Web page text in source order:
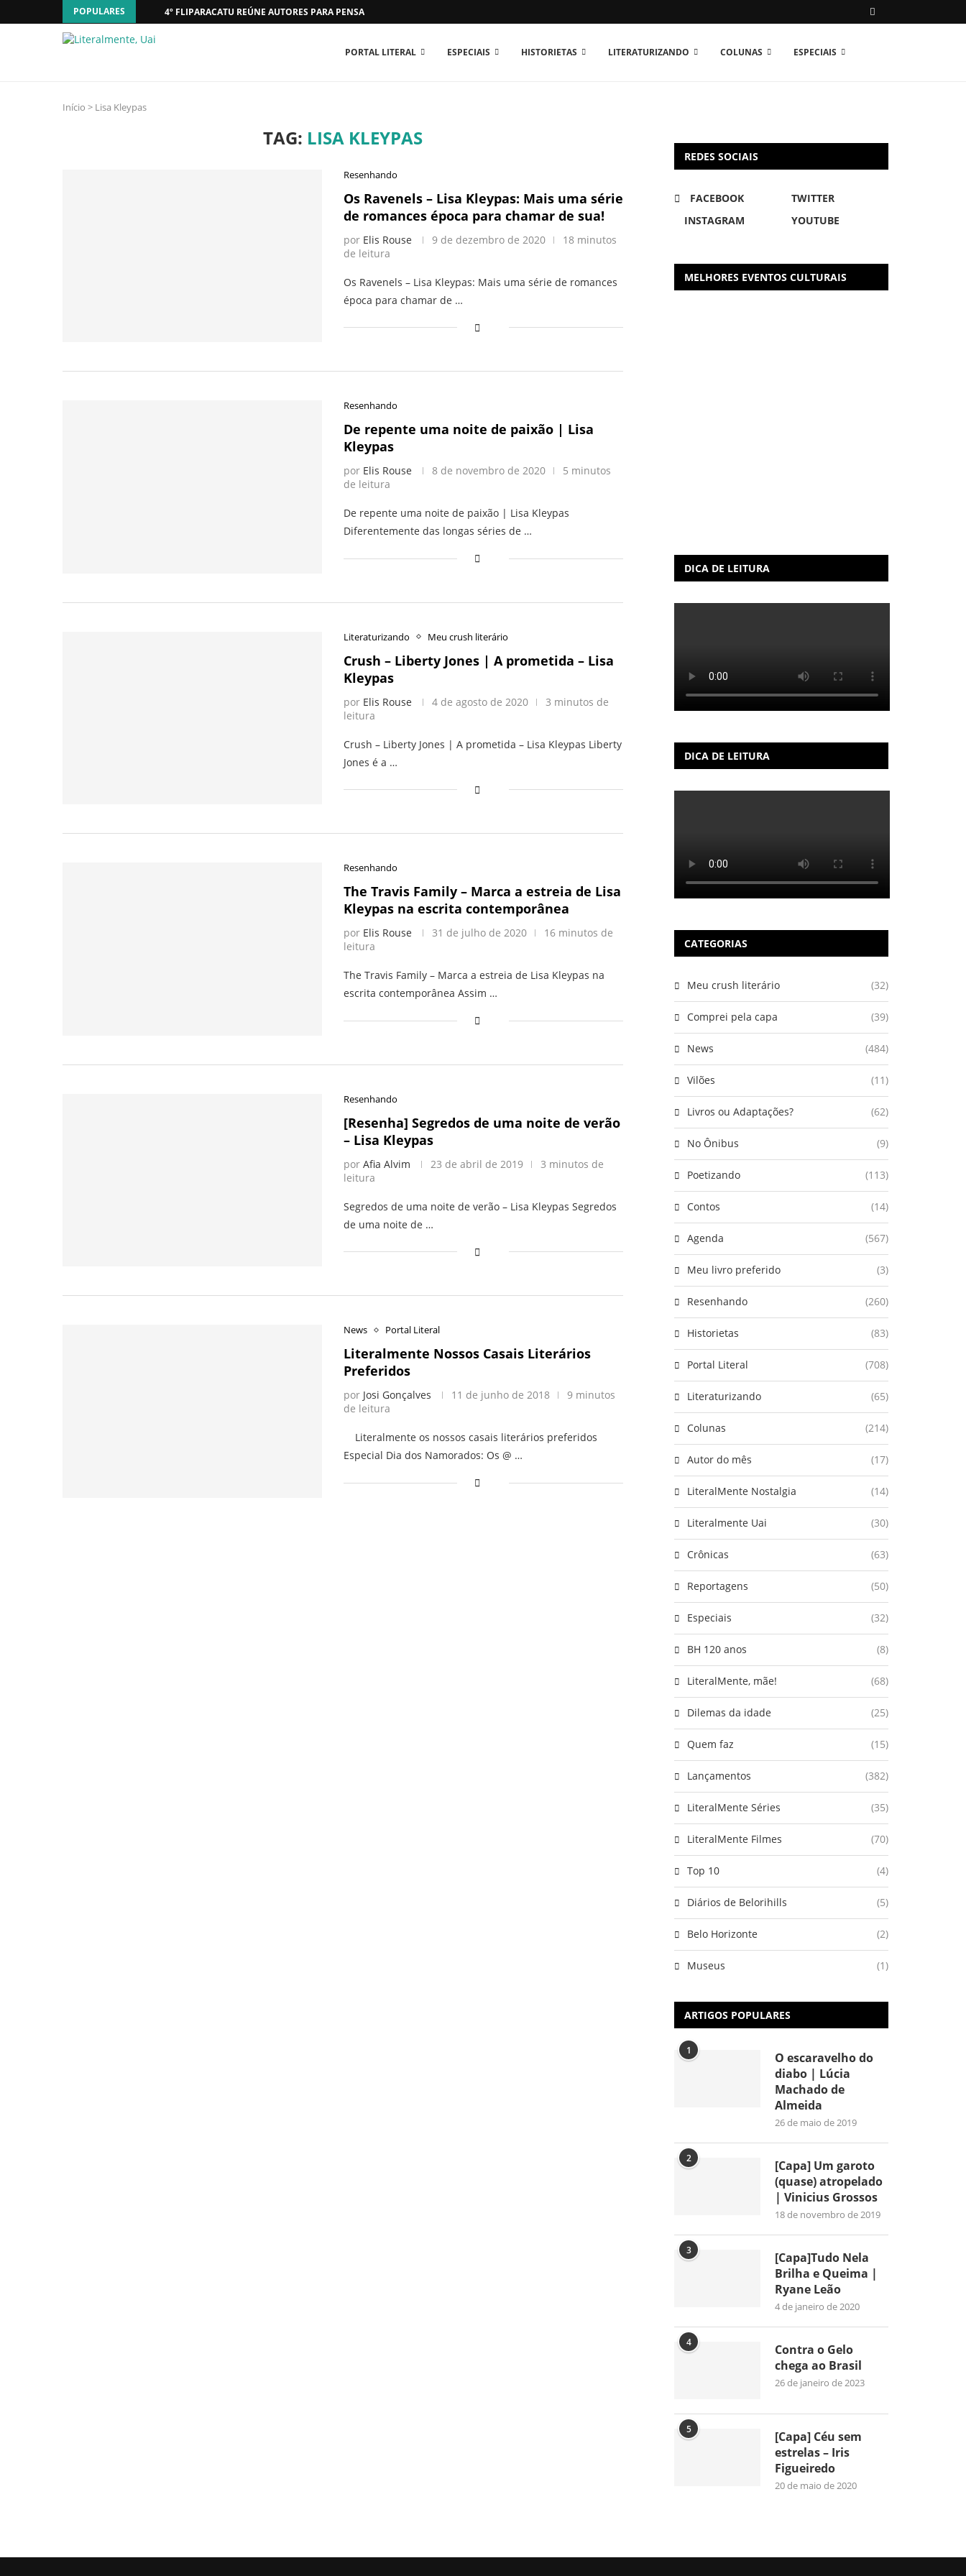
POPULARES 4º FLIPARACATU REÚNE AUTORES PARA PENSAR O MUNDO...
PORTAL LITERAL ESPECIAIS HISTORIETAS LITERATURIZANDO COLUNAS ESPECIAIS
Início > Lisa Kleypas
TAG: LISA KLEYPAS
Resenhando
Os Ravenels – Lisa Kleypas: Mais uma série
de romances época para chamar de sua!
por Elis Rouse 9 de dezembro de 2020
18 minutos
de leitura
Os Ravenels – Lisa Kleypas: Mais uma série de romances
época para chamar de …
Resenhando
De repente uma noite de paixão | Lisa
Kleypas
por Elis Rouse 8 de novembro de 2020
5 minutos
de leitura
De repente uma noite de paixão | Lisa Kleypas
Diferentemente das longas séries de …
Literaturizando Meu crush literário
Crush – Liberty Jones | A prometida – Lisa
Kleypas
por Elis Rouse 4 de agosto de 2020
3 minutos de
leitura
Crush – Liberty Jones | A prometida – Lisa Kleypas Liberty
Jones é a …
Resenhando
The Travis Family – Marca a estreia de Lisa
Kleypas na escrita contemporânea
por Elis Rouse 31 de julho de 2020
16 minutos de
leitura
The Travis Family – Marca a estreia de Lisa Kleypas na
escrita contemporânea Assim …
Resenhando
[Resenha] Segredos de uma noite de verão
– Lisa Kleypas
por Afia Alvim 23 de abril de 2019
3 minutos de
leitura
Segredos de uma noite de verão – Lisa Kleypas Segredos
de uma noite de …
News Portal Literal
Literalmente Nossos Casais Literários
Preferidos
por Josi Gonçalves 11 de junho de 2018
9 minutos
de leitura
Literalmente os nossos casais literários preferidos
Especial Dia dos Namorados: Os @ …
REDES SOCIAIS
FACEBOOK
TWITTER
INSTAGRAM
YOUTUBE
MELHORES EVENTOS CULTURAIS
DICA DE LEITURA
DICA DE LEITURA
CATEGORIAS
Meu crush literário (32)
Comprei pela capa (39)
News (484)
Vilões (11)
Livros ou Adaptações? (62)
No Ônibus (9)
Poetizando (113)
Contos (14)
Agenda (567)
Meu livro preferido (3)
Resenhando (260)
Historietas (83)
Portal Literal (708)
Literaturizando (65)
Colunas (214)
Autor do mês (17)
LiteralMente Nostalgia (14)
Literalmente Uai (30)
Crônicas (63)
Reportagens (50)
Especiais (32)
BH 120 anos (8)
LiteralMente, mãe! (68)
Dilemas da idade (25)
Quem faz (15)
Lançamentos (382)
LiteralMente Séries (35)
LiteralMente Filmes (70)
Top 10 (4)
Diários de Belorihills (5)
Belo Horizonte (2)
Museus (1)
ARTIGOS POPULARES
1
O escaravelho do
diabo | Lúcia
Machado de
Almeida
26 de maio de 2019
2
[Capa] Um garoto
(quase) atropelado
| Vinicius Grossos
18 de novembro de 2019
3
[Capa]Tudo Nela
Brilha e Queima |
Ryane Leão
4 de janeiro de 2020
4
Contra o Gelo
chega ao Brasil
26 de janeiro de 2023
5
[Capa] Céu sem
estrelas – Iris
Figueiredo
20 de maio de 2020